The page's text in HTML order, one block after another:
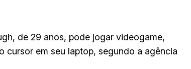
de 29 anos, pode jogar videogame,
cursor em seu laptop, segundo a agência